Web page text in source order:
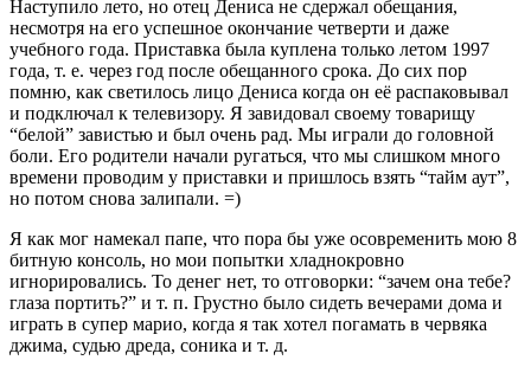
Наступило лето, но отец Дениса не сдержал обещания,
несмотря на его успешное окончание четверти и даже
учебного года. Приставка была куплена только летом 1997
года, т. е. через год после обещанного срока. До сих пор
помню, как светилось лицо Дениса когда он её распаковывал
и подключал к телевизору. Я завидовал своему товарищу
“белой” завистью и был очень рад. Мы играли до головной
боли. Его родители начали ругаться, что мы слишком много
времени проводим у приставки и пришлось взять “тайм аут”,
но потом снова залипали. =)
Я как мог намекал папе, что пора бы уже осовременить мою 8
битную консоль, но мои попытки хладнокровно
игнорировались. То денег нет, то отговорки: “зачем она тебе?
глаза портить?” и т. п. Грустно было сидеть вечерами дома и
играть в супер марио, когда я так хотел погамать в червяка
джима, судью дреда, соника и т. д.